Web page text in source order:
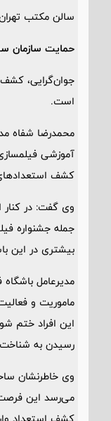
سالن مکتب
حمایت سازمان
جوان‌گرایی،
است.
محمدرضا شفاه
آموزشی
کشف
وی گفت: در کنار
جمله جشنواره
بیشتری در این
مدیرعامل
ماموریت و
این افراد ختم
رسیدن به شناخت
وی خاطرنشان
می‌رسد این فرصت